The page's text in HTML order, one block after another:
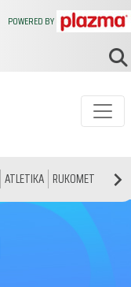
ATLETIKA RUKOMET
POWERED BY